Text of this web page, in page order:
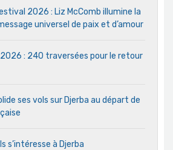
2026 : Liz McComb illumine la
universel de paix et d’amour
: 240 traversées pour le retour
ses vols sur Djerba au départ de
s’intéresse à Djerba